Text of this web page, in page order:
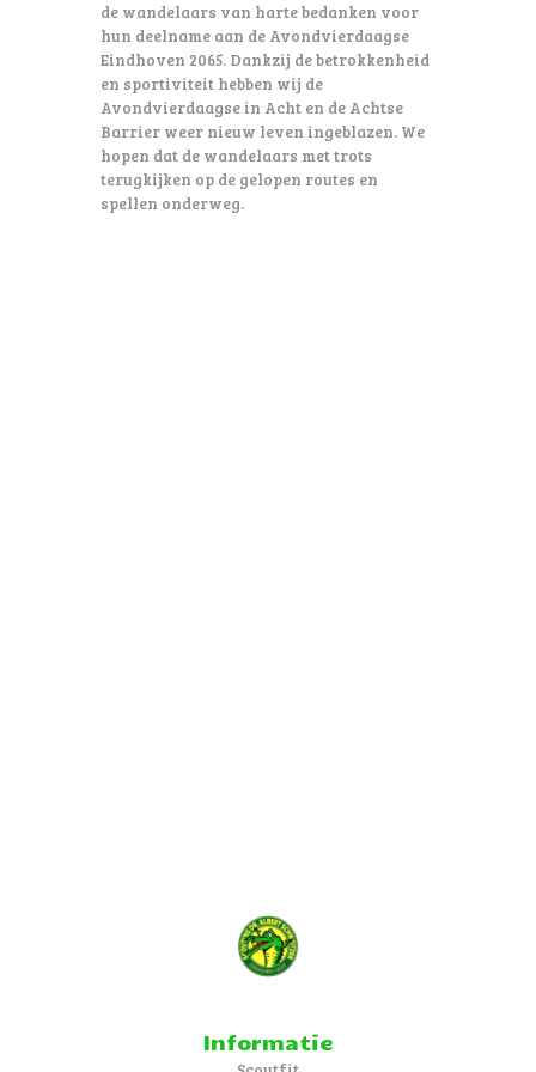
de wandelaars van harte bedanken voor
hun deelname aan de Avondvierdaagse
Eindhoven 2065. Dankzij de betrokkenheid
en sportiviteit hebben wij de
Avondvierdaagse in Acht en de Achtse
Barrier weer nieuw leven ingeblazen. We
hopen dat de wandelaars met trots
terugkijken op de gelopen routes en
spellen onderweg.
Informatie